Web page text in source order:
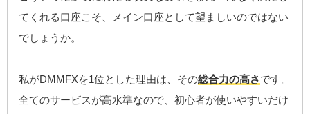
てくれる口座こそ、メイン口座として望ましいのではない
でしょうか。
私がDMMFXを1位とした理由は、その総合力の高さです。
全てのサービスが高水準なので、初心者が使いやすいだけ